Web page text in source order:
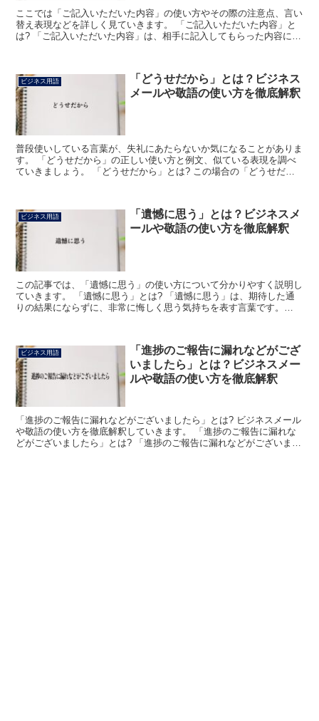
ここでは「ご記入いただいた内容」の使い方やその際の注意点、言い
替え表現などを詳しく見ていきます。 「ご記入いただいた内容」と
は? 「ご記入いただいた内容」は、相手に記入してもらった内容につ
ビジネス用語
「どうせだから」とは？ビジネス
メールや敬語の使い方を徹底解釈
普段使いしている言葉が、失礼にあたらないか気になることがありま
す。 「どうせだから」の正しい使い方と例文、似ている表現を調べ
ていきましょう。 「どうせだから」とは? この場合の「どうせだか
ビジネス用語
「遺憾に思う」とは？ビジネスメ
ールや敬語の使い方を徹底解釈
この記事では、「遺憾に思う」の使い方について分かりやすく説明し
ていきます。 「遺憾に思う」とは? 「遺憾に思う」は、期待した通
りの結果にならずに、非常に悔しく思う気持ちを表す言葉です。
ビジネス用語
「進捗のご報告に漏れなどがござ
いましたら」とは？ビジネスメー
ルや敬語の使い方を徹底解釈
「進捗のご報告に漏れなどがございましたら」とは? ビジネスメール
や敬語の使い方を徹底解釈していきます。 「進捗のご報告に漏れな
どがございましたら」とは? 「進捗のご報告に漏れなどがございまし